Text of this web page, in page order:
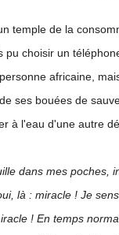
temple de la
pu choisir un
africaine,
ses bouées de
à l'eau d'une autre
dans mes poches,
là : miracle ! Je
! En temps